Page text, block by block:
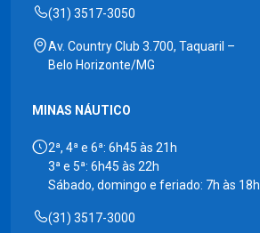
(31) 3517-3050
Av. Country Club 3.700, Taquaril –
Belo Horizonte/MG
MINAS NÁUTICO
2ª, 4ª e 6ª: 6h45 às 21h
3ª e 5ª: 6h45 às 22h
Sábado, domingo e feriado: 7h às 18h
(31) 3517-3000